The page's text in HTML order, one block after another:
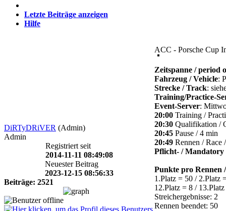
Letzte Beiträge anzeigen
Hilfe
DiRTyDRiVER (Admin)
Admin
Registriert seit
2014-11-11 08:49:08
Neuester Beitrag
2023-12-15 08:56:33
Beiträge: 2521
ACC - Porsche Cup
Zeitspanne / period
Fahrzeug / Vehicle:
Strecke / Track:
Training/Practice-
Event-Server:
20:00 Training /
20:30 Qualifikation /
20:45 Pause / 4 min
20:49 Rennen / Race
Pflicht- / Mandatory
Punkte pro Rennen
1.Platz = 50 / 2.Platz
12.Platz = 8 /
Streichergebnisse: 2
Rennen beendet: 50